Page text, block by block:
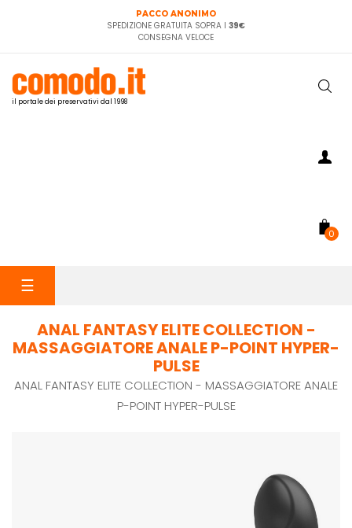
PACCO ANONIMO
SPEDIZIONE GRATUITA SOPRA I 39€
CONSEGNA VELOCE
il portale dei preservativi dal 1998
0
navigazione
☰
ANAL FANTASY ELITE COLLECTION -
MASSAGGIATORE ANALE P-POINT HYPER-
PULSE
ANAL FANTASY ELITE COLLECTION - MASSAGGIATORE ANALE
P-POINT HYPER-PULSE